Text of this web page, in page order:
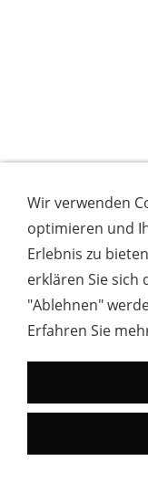
Wir verwenden
optimieren und
Erlebnis zu
erklären Sie sich
"Ablehnen"
Erfahren Sie